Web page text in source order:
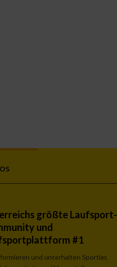
größte Laufsport-
und
#1
und unterhalten Sportler,